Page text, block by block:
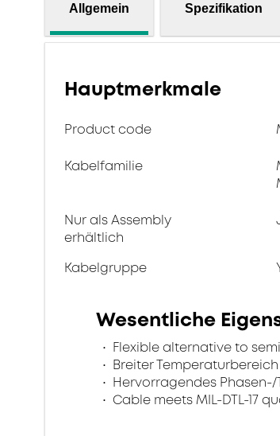
Allgemein Spezifikation
Hauptmerkmale
Product code
Kabelfamilie
Nur als Assembly
erhältlich
Kabelgruppe
Wesentliche
Flexible alternative to
Breiter Temperaturbereich
Hervorragendes
Cable meets MIL-DTL-17